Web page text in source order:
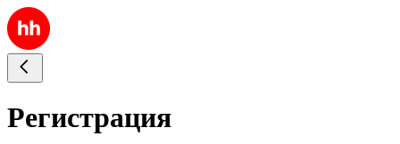
Регистрация